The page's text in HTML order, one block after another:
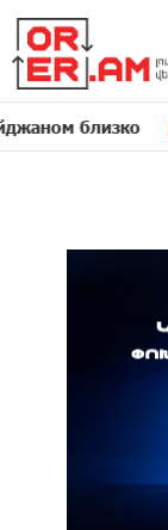
близко 17:27